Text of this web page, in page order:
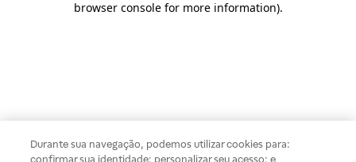
browser console for more information).
Durante sua navegação, podemos utilizar cookies para:
confirmar sua identidade; personalizar seu acesso; e